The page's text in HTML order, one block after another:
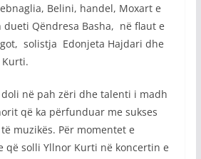
Belini, handel, Moxart e
Qëndresa Basha, në flaut e
solistja Edonjeta Hajdari dhe
Kurti.
në pah zëri dhe talenti i madh
që ka përfunduar me sukses
muzikës. Për momentet e
që solli Yllnor Kurti në koncertin e